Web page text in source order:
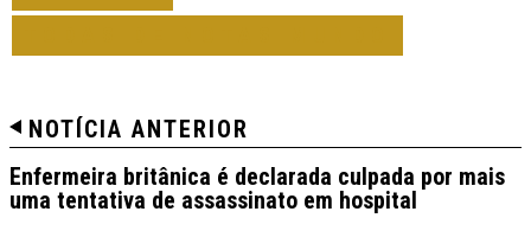
NOTÍCIA ANTERIOR
Enfermeira britânica é declarada culpada por mais
uma tentativa de assassinato em hospital